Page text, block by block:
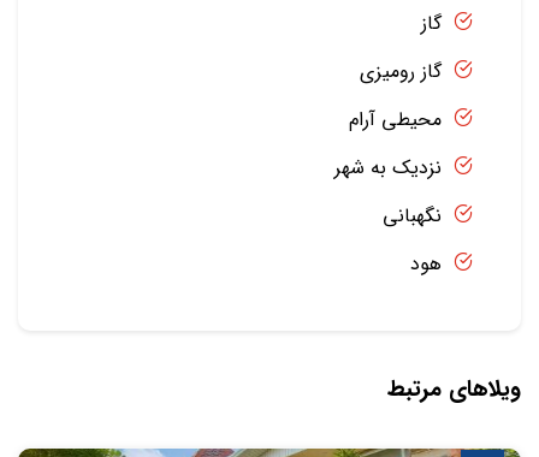
گاز
گاز رومیزی
محیطی آرام
نزدیک به شهر
نگهبانی
هود
ویلاهای مرتبط